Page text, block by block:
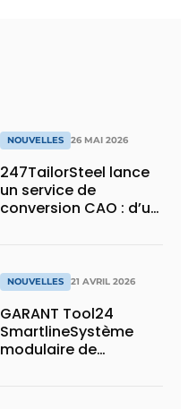
NOUVELLES 26 MAI 2026
247TailorSteel lance
un service de
conversion CAO : d’un
NOUVELLES 21 AVRIL 2026
GARANT Tool24
SmartlineSystème
modulaire de